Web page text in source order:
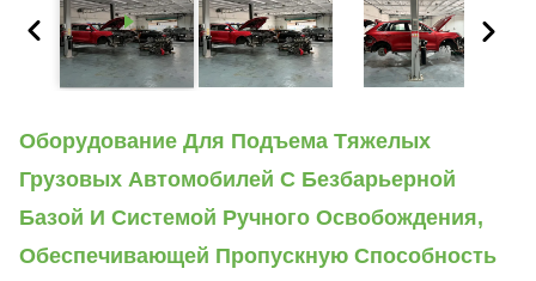
Оборудование Для Подъема Тяжелых
Грузовых Автомобилей С Безбарьерной
Базой И Системой Ручного Освобождения,
Обеспечивающей Пропускную Способность